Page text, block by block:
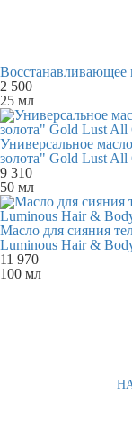
Восстанавливающее
2 500
25 мл
Универсальное
золота" Gold Lust All
9 310
50 мл
Масло для сияния
Luminous Hair &
11 970
100 мл